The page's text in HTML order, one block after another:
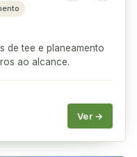
de tee e planeamento
ao alcance.
Ver →